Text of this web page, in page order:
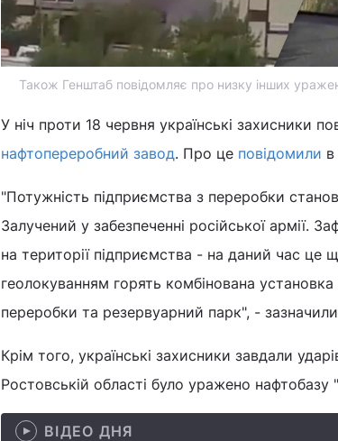
Також Генштаб повідомляє про низку інших
У ніч проти 18 червня українські захисники
нафтопереробний завод. Про це повідомили
"Потужність підприємства з переробки
Залучений у забезпеченні російської армії.
на території підприємства - на даний час
геолокуванням горять комбінована
переробки та резервуарний парк", -
Крім того, українські захисники завдали
Ростовській області було уражено
ВІДЕО ДНЯ